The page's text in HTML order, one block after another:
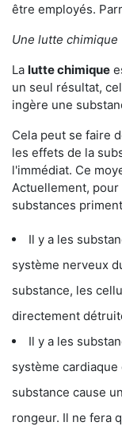
être employés.
Une lutte chimique
La lutte chimique
un seul résultat,
ingère une
Cela peut se faire
les effets de la
l'immédiat. Ce
Actuellement,
substances
Il y a les
système nerveux
substance, les
directement
Il y a les
système cardiaque
substance cause
rongeur. Il ne fera